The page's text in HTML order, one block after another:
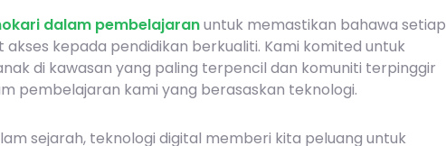
dalam pembelajaranuntuk memastikan bahawa setiap
kepada pendidikan berkualiti. Kami komited untuk
di kawasan yang paling terpencil dan komuniti terpinggir
pembelajaran kami yang berasaskan teknologi.
sejarah, teknologi digital memberi kita peluang untuk